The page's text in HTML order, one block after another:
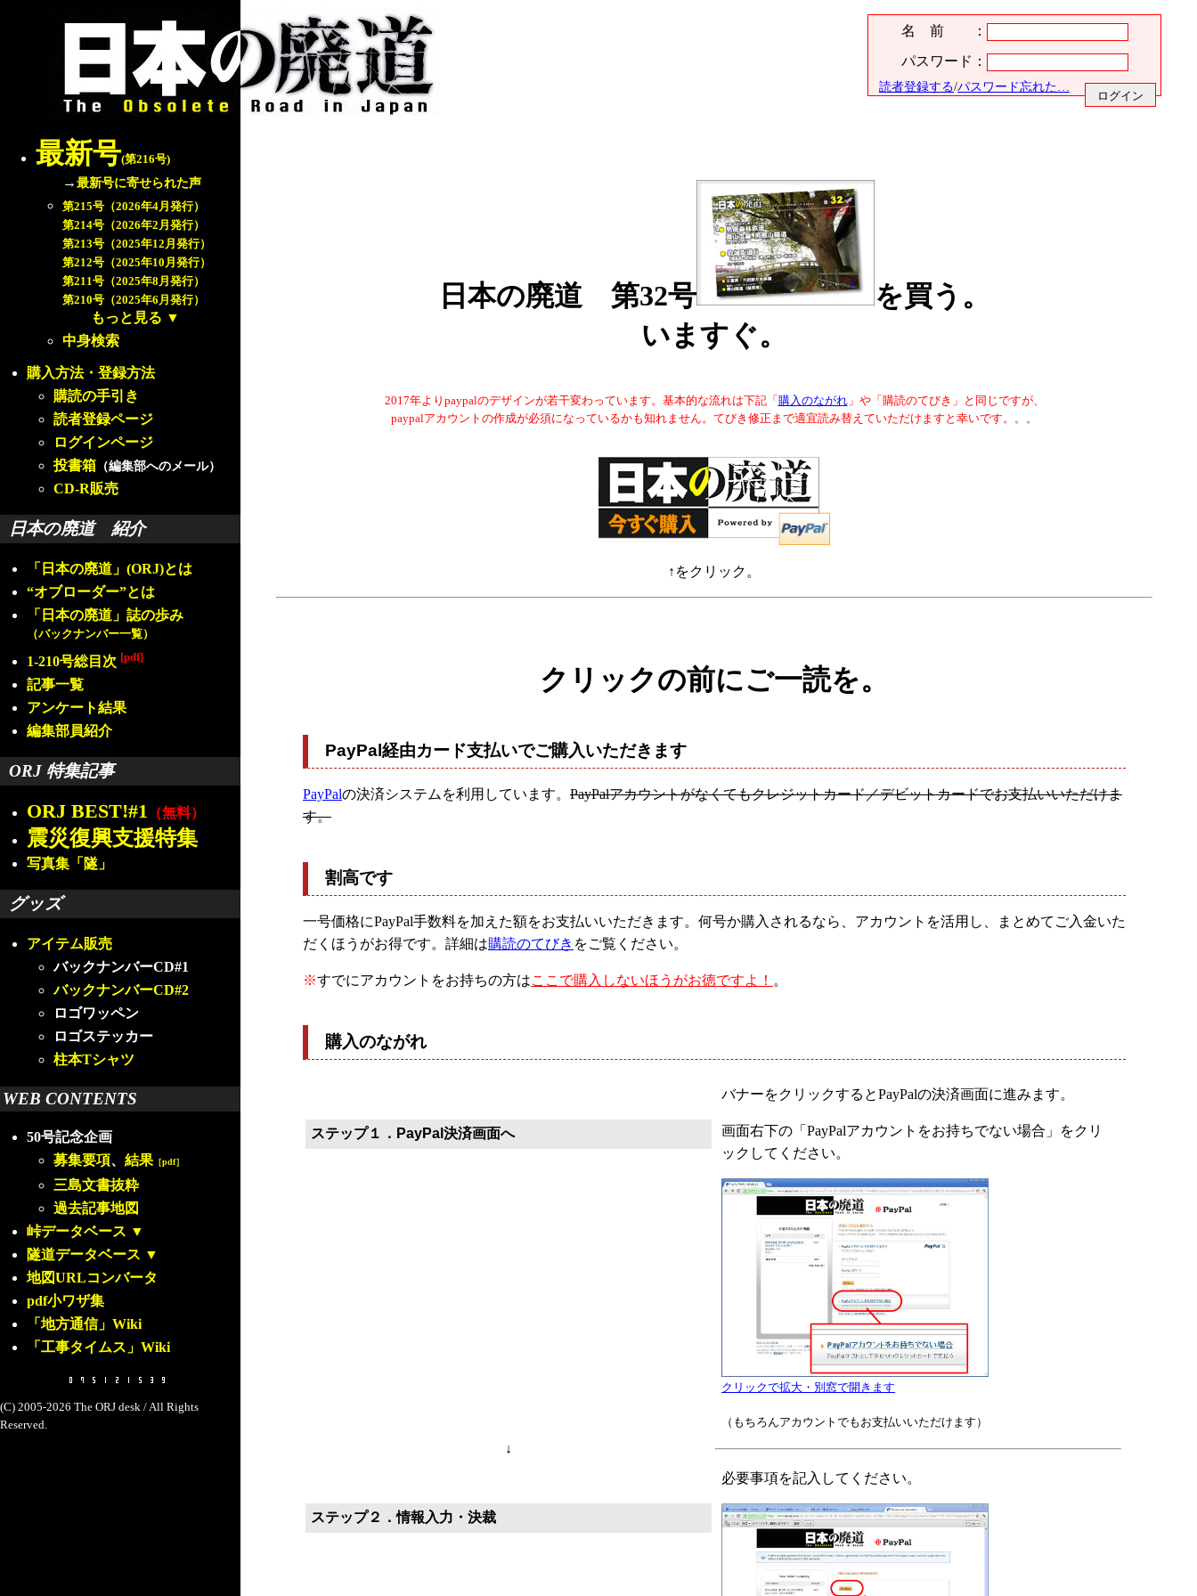
名 前 ：
パスワード：
読者登録する/パスワード忘れた…
最新号(第216号)
→最新号に寄せられた声
第215号（2026年4月発行）
第214号（2026年2月発行）
第213号（2025年12月発行）
第212号（2025年10月発行）
第211号（2025年8月発行）
第210号（2025年6月発行）
もっと見る ▼
中身検索
購入方法・登録方法
購読の手引き
読者登録ページ
ログインページ
投書箱 （編集部へのメール）
CD-R販売
日本の廃道 紹介
「日本の廃道」(ORJ)とは
“オブローダー”とは
「日本の廃道」誌の歩み
（バックナンバー一覧）
1-210号総目次 [pdf]
記事一覧
アンケート結果
編集部員紹介
ORJ 特集記事
ORJ BEST!#1 （無料）
震災復興支援特集
写真集「隧」
グッズ
アイテム販売
バックナンバーCD#1
バックナンバーCD#2
ロゴワッペン
ロゴステッカー
柱本Tシャツ
WEB CONTENTS
50号記念企画
募集要項、 結果 ［pdf］
三島文書抜粋
過去記事地図
峠データベース ▼
隧道データベース ▼
地図URLコンバータ
pdf小ワザ集
「地方通信」Wiki
「工事タイムス」Wiki
(C) 2005-2026 The ORJ desk / All Rights
Reserved.
日本の廃道 第32号
を買う。
いますぐ。
2017年よりpaypalのデザインが若干変わっています。基本的な流れは下記「 購入のながれ」や「購読のてびき」と同じですが、
paypalアカウントの作成が必須になっているかも知れません。てびき修正まで適宜読み替えていただけますと幸いです。。。
↑をクリック。
クリックの前にご一読を。
PayPal経由カード支払いでご購入いただきます
PayPalの決済システムを利用しています。 PayPalアカウントがなくてもクレジットカード／デビットカードでお支払いいただけま
す。
割高です
一号価格にPayPal手数料を加えた額をお支払いいただきます。何号か購入されるなら、アカウントを活用し、まとめてご入金いた
だくほうがお得です。詳細は購読のてびき をご覧ください。
※すでにアカウントをお持ちの方はここで購入しないほうがお徳ですよ！ 。
購入のながれ
ステップ１．PayPal決済画面へ
バナーをクリックするとPayPalの決済画面に進みます。
画面右下の「PayPalアカウントをお持ちでない場合」をクリ
ックしてください。
クリックで拡大・別窓で開きます
（もちろんアカウントでもお支払いいただけます）
↓
ステップ２．情報入力・決裁
必要事項を記入してください。